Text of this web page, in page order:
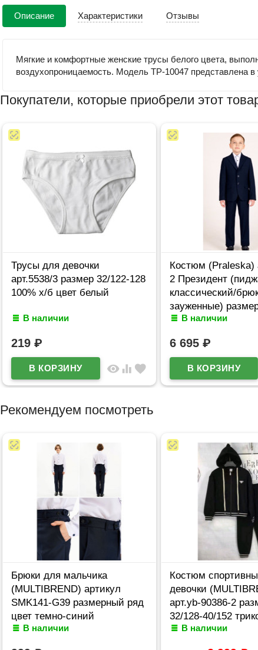
Описание Характеристики Отзывы
Мягкие и комфортные женские трусы белого цвета,
воздухопроницаемость. Модель TP-10047 представлена
Покупатели, которые приобрели этот
Трусы для девочки
арт.5538/3 размер 32/122-128
100% х/б цвет белый
В наличии
219 ₽
visibility equalizer favorite
Костюм (Praleska)
2 Президент
классический/
зауженные)
28/122-46/182 цвет
В наличии
6 695 ₽
Рекомендуем посмотреть
Брюки для мальчика
(MULTIBREND) артикул
SMK141-G39 размерный ряд
цвет темно-синий
В наличии
Костюм
девочки
арт.yb-90386-2
32/128-40/152
цвет черный
В наличии